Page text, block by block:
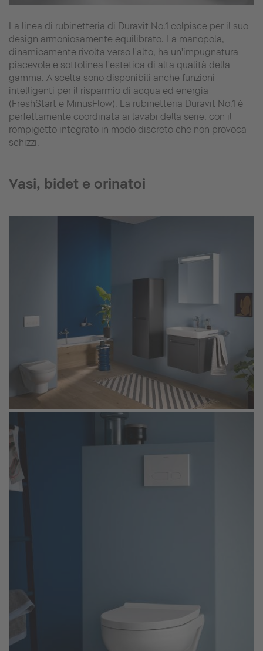
La linea di rubinetteria di Duravit No.1 colpisce per il suo
design armoniosamente equilibrato. La manopola,
dinamicamente rivolta verso l'alto, ha un'impugnatura
piacevole e sottolinea l'estetica di alta qualità della
gamma. A scelta sono disponibili anche funzioni
intelligenti per il risparmio di acqua ed energia
(FreshStart e MinusFlow). La rubinetteria Duravit No.1 è
perfettamente coordinata ai lavabi della serie, con il
rompigetto integrato in modo discreto che non provoca
schizzi.
Vasi, bidet e orinatoi